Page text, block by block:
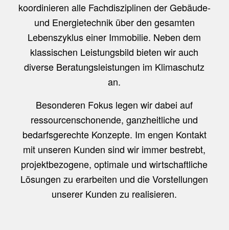
koordinieren alle Fachdisziplinen der Gebäude-
und Energietechnik über den gesamten
Lebenszyklus einer Immobilie. Neben dem
klassischen Leistungsbild bieten wir auch
diverse Beratungsleistungen im Klimaschutz
an.
Besonderen Fokus legen wir dabei auf
ressourcenschonende, ganzheitliche und
bedarfsgerechte Konzepte. Im engen Kontakt
mit unseren Kunden sind wir immer bestrebt,
projektbezogene, optimale und wirtschaftliche
Lösungen zu erarbeiten und die Vorstellungen
unserer Kunden zu realisieren.